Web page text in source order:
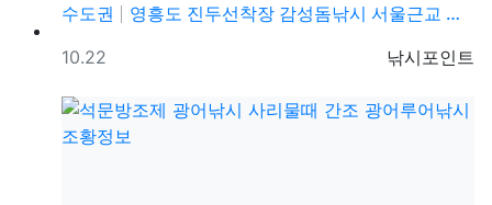
수도권
영흥도 진두선착장 감성돔낚시 서울근교 감성돔낚시 포인트
등록자
낚시포인트
등록일
10.22